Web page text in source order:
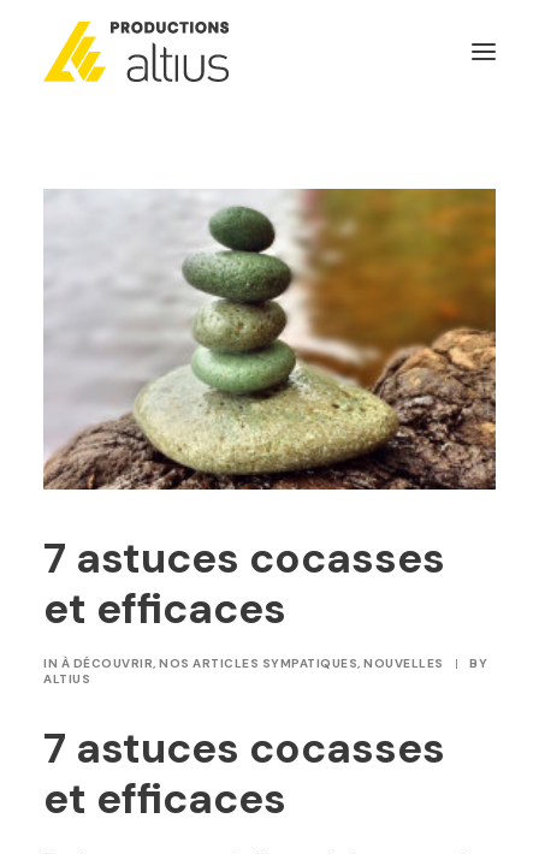
NOS SERVICES
POURQUOI INVESTIR
GÉNÉRATEURS DE NOUVELLES
NOUS JOINDRE
7 astuces cocasses
et efficaces
IN À DÉCOUVRIR, NOS ARTICLES SYMPATIQUES, NOUVELLES |
BY
ALTIUS
7 astuces cocasses
et efficaces